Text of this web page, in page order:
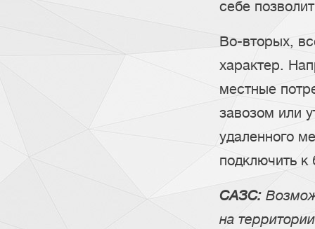
себе
Во-вторых,
характер.
местные
завозом или
удаленного
подключить
САЗС:
на